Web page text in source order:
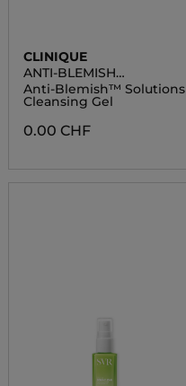
CLINIQUE
ANTI-BLEMISH
SOLUTIONS
Anti-Blemish™ Solutions
Cleansing Gel
0.00 CHF